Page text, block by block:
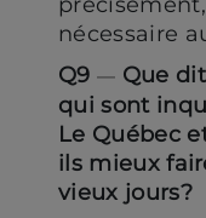
nécessaire
Q9 — Que
qui sont
Le Québec
ils mieux
vieux jours?